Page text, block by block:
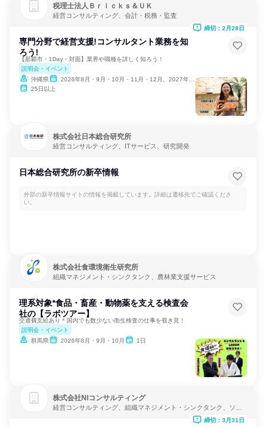
税理士法人Ｂｒｉｃｋｓ＆ＵＫ
経営コンサルティング、会計・税務・監査
専門分野で経営支援!コンサルタント業務を知
ろう!
【那覇市・1Day・対面】業界や職種を詳しく知ろう！
説明会・イベント
沖縄県
2026年8月・9月・10月・11月・12月、2027年1月・2月
25日以上
締切：2月28日
株式会社日本総合研究所
経営コンサルティング、ITサービス、研究開発
日本総合研究所の新卒情報
外部の新卒情報サイトの情報を掲載しています。詳細は遷移先でご確認くださ
い。
株式会社食環境衛生研究所
組織マネジメント・シンクタンク、農林業支援サービス
理系対象*食品・畜産・動物薬を支える検査会
社の【ラボツアー】
交通費支給あり＊国内でも数少ない衛生検査の仕事を覗き見！
説明会・イベント
群馬県
2026年8月・9月・10月 1日
株式会社NIコンサルティング
経営コンサルティング、組織マネジメント・シンクタンク、ソフ
締切：3月31日